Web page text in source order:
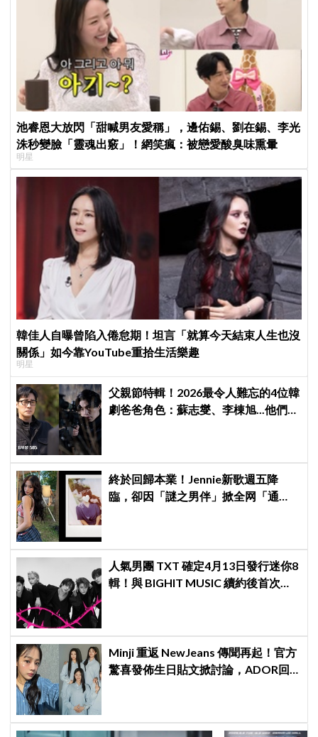
池睿恩大放閃「甜喊男友愛稱」，邊佑錫、劉在錫、李光
洙秒變臉「靈魂出竅」！網笑瘋：被戀愛酸臭味熏暈
明星
韓佳人自曝曾陷入倦怠期！坦言「就算今天結束人生也沒
關係」如今靠YouTube重拾生活樂趣
明星
父親節特輯！2026最令人難忘的4位韓
劇爸爸角色：蘇志燮、李棟旭...他們連
終於回歸本業！Jennie新歌週五降
臨，卻因「謎之男伴」掀全网「通
人氣男團 TXT 確定4月13日發行迷你8
輯！與 BIGHIT MUSIC 續約後首次回
Minji 重返 NewJeans 傳聞再起！官方
驚喜發佈生日貼文掀討論，ADOR回